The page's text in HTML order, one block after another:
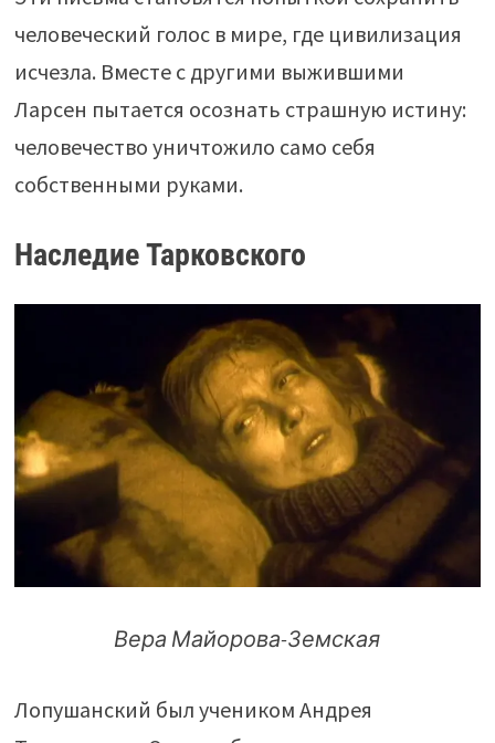
человеческий голос в мире, где цивилизация
исчезла. Вместе с другими выжившими
Ларсен пытается осознать страшную истину:
человечество уничтожило само себя
собственными руками.
Наследие Тарковского
Вера Майорова-Земская
Лопушанский был учеником Андрея